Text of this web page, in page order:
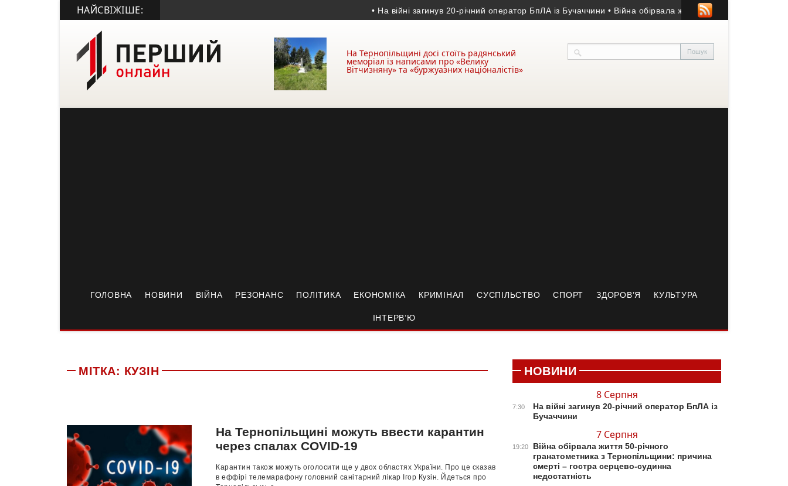
НАЙСВІЖІШЕ: • На війні загинув 20-річний оператор БпЛА із Бучаччини • Війна обірвала життя 50-річного
На Тернопільщині досі стоїть радянський
меморіал із написами про «Велику
Вітчизняну» та «буржуазних націоналістів»
ГОЛОВНА НОВИНИ ВІЙНА РЕЗОНАНС ПОЛІТИКА ЕКОНОМІКА КРИМІНАЛ СУСПІЛЬСТВО СПОРТ ЗДОРОВ’Я КУЛЬТУРА
ІНТЕРВ’Ю
МІТКА: КУЗІН
На Тернопільщині можуть ввести карантин
через спалах COVID-19
Карантин також можуть оголосити ще у двох областях України. Про це сказав
в еффірі телемарафону головний санітарний лікар Ігор Кузін. Йдеться про
НОВИНИ
8 Серпня
7:30
На війні загинув 20-річний оператор БпЛА із
Бучаччини
7 Серпня
19:20
Війна обірвала життя 50-річного
гранатометника з Тернопільщини: причина
смерті – гостра серцево-судинна
недостатність